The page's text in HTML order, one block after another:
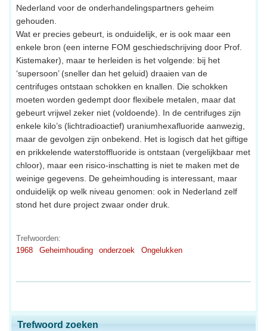
Nederland voor de onderhandelingspartners geheim
gehouden.
Wat er precies gebeurt, is onduidelijk, er is ook maar een
enkele bron (een interne FOM geschiedschrijving door Prof.
Kistemaker), maar te herleiden is het volgende: bij het
‘supersoon’ (sneller dan het geluid) draaien van de
centrifuges ontstaan schokken en knallen. Die schokken
moeten worden gedempt door flexibele metalen, maar dat
gebeurt vrijwel zeker niet (voldoende). In de centrifuges zijn
enkele kilo’s (lichtradioactief) uraniumhexafluoride aanwezig,
maar de gevolgen zijn onbekend. Het is logisch dat het giftige
en prikkelende waterstoffluoride is ontstaan (vergelijkbaar met
chloor), maar een risico-inschatting is niet te maken met de
weinige gegevens. De geheimhouding is interessant, maar
onduidelijk op welk niveau genomen: ook in Nederland zelf
stond het dure project zwaar onder druk.
Trefwoorden:
1968
Geheimhouding onderzoek Ongelukken
Trefwoord zoeken